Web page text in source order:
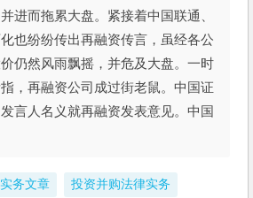
进而拖累大盘。紧接着中国联通、
也纷纷传出再融资传言，虽经各公
仍然风雨飘摇，并危及大盘。一时
，再融资公司成过街老鼠。中国证
言人名义就再融资发表意见。中国
务文章 投资并购法律实务